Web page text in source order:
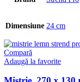
Dimensiune 24 cm
Compară
Adaugă la favorite